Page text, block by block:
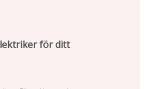
för ditt